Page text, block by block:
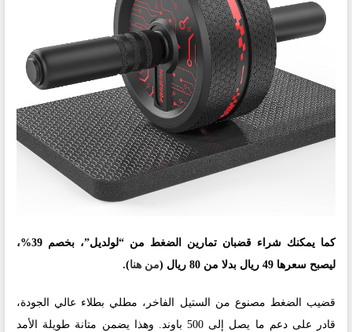
كما يمكنك شراء قضبان تمارين الضغط من “لولديل”، بخصم 39%،
ليصبح سعرها 49 ريال بدلا من 80 ريال (
من هنا).
قضيب الضغط مصنوع من الستيل الفاخر، مطلي بطلاء عالي الجودة،
قادر على دعم ما يصل إلى 500 باوند. وهذا يضمن متانة طويلة الأمد